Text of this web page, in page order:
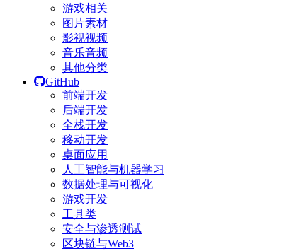
游戏相关
图片素材
影视视频
音乐音频
其他分类
GitHub
前端开发
后端开发
全栈开发
移动开发
桌面应用
人工智能与机器学习
数据处理与可视化
游戏开发
工具类
安全与渗透测试
区块链与Web3